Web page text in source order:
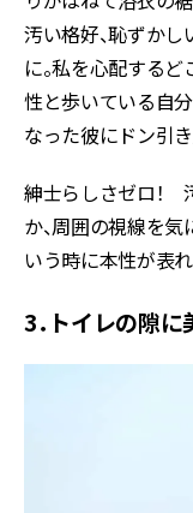
汚い格好、恥ずかし
に。私を心配する
性と歩いている自
なった彼にドン引き
紳士らしさゼロ！
か、周囲の視線を
いう時に本性が表
3．トイレの隙